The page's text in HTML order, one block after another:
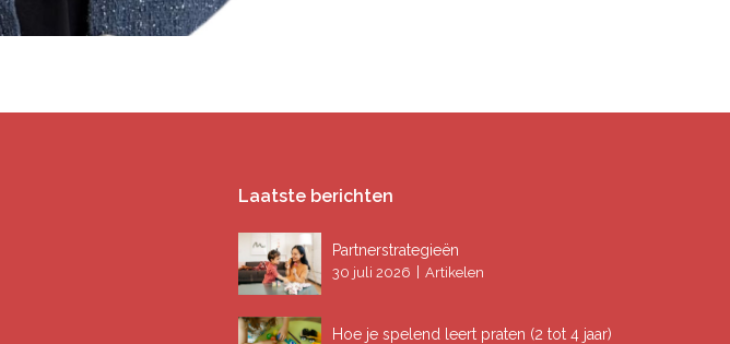
Laatste berichten
Partnerstrategieën
30 juli 2026 Artikelen
Hoe je spelend leert praten (2 tot 4 jaar)